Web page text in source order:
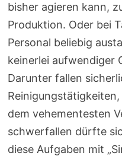
bisher agieren kann,
Produktion. Oder bei
Personal beliebig
keinerlei aufwendiger
Darunter fallen
dem vehementesten
schwerfallen dürfte
diese Aufgaben mit